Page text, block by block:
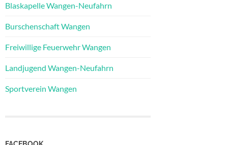
Blaskapelle Wangen-Neufahrn
Burschenschaft Wangen
Freiwillige Feuerwehr Wangen
Landjugend Wangen-Neufahrn
Sportverein Wangen